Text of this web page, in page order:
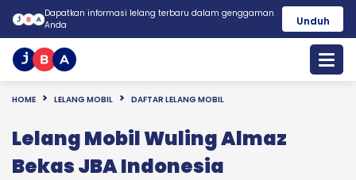
Dapatkan informasi lelang terbaru dalam genggaman
Anda
Unduh
HOME LELANG MOBIL DAFTAR LELANG MOBIL
Lelang Mobil Wuling Almaz
Bekas JBA Indonesia